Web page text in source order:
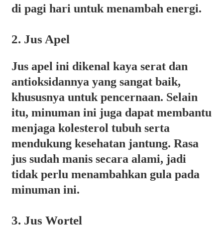
di pagi hari untuk menambah energi.
2. Jus Apel
Jus apel ini dikenal kaya serat dan
antioksidannya yang sangat baik,
khususnya untuk pencernaan. Selain
itu, minuman ini juga dapat membantu
menjaga kolesterol tubuh serta
mendukung kesehatan jantung. Rasa
jus sudah manis secara alami, jadi
tidak perlu menambahkan gula pada
minuman ini.
3. Jus Wortel